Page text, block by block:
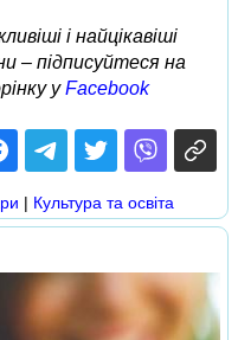
і найцікавіші
– підписуйтеся на
уFacebook
| Культура та освіта